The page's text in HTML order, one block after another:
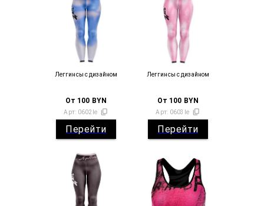
Леггинсы с дизайном
От 100 BYN
Арт: 0602le
Перейти
Леггинсы с дизайном
От 100 BYN
Арт: 0603le
Перейти